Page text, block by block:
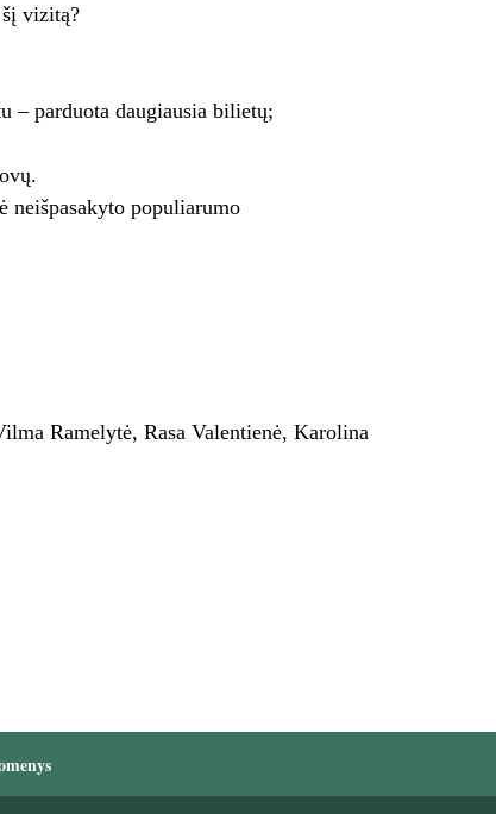
vizitą?
– parduota daugiausia bilietų;
neišpasakyto populiarumo
Ramelytė, Rasa Valentienė, Karolina